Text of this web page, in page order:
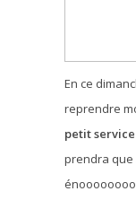
En ce
reprendre
petit
prendra que